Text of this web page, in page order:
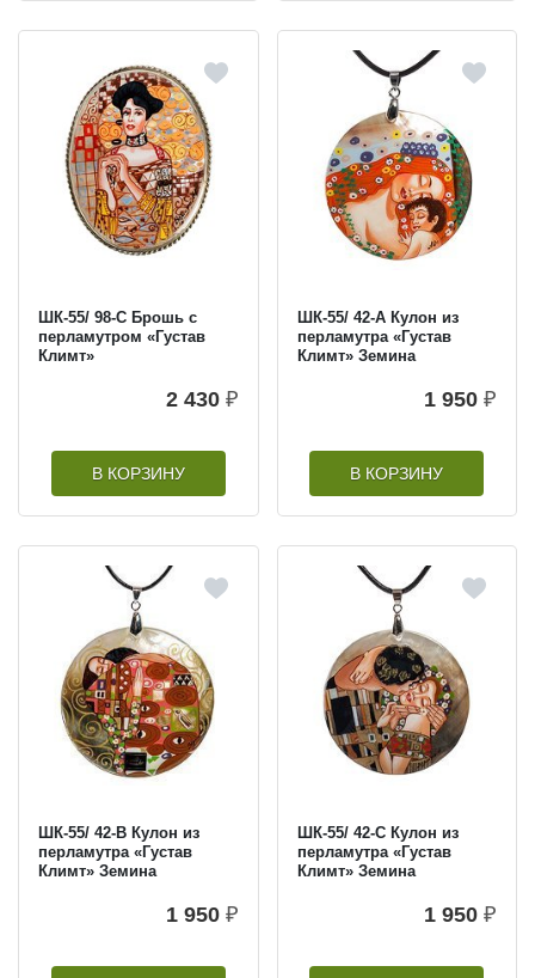
ШК-55/ 98-C Брошь с
перламутром «Густав
Климт»
2 430 ₽
В КОРЗИНУ
ШК-55/ 42-A Кулон из
перламутра «Густав
Климт» Земина
1 950 ₽
В КОРЗИНУ
ШК-55/ 42-B Кулон из
перламутра «Густав
Климт» Земина
1 950 ₽
ШК-55/ 42-C Кулон из
перламутра «Густав
Климт» Земина
1 950 ₽